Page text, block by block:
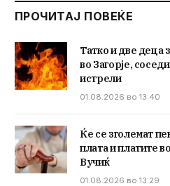
ПРОЧИТАЈ ПОВЕЌЕ
Татко и две деца
во Загорје,
истрели
01.08.2026 во 13:40
Ќе се зголемат
плата и платите
Вучиќ
01.08.2026 во 13:29